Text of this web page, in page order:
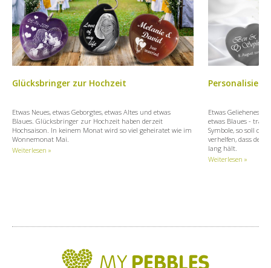
Glücksbringer zur Hochzeit
Etwas Neues, etwas Geborgtes, etwas Altes und etwas
Blaues. Glücksbringer zur Hochzeit haben derzeit
Hochsaison. In keinem Monat wird so viel geheiratet wie im
Wonnemonat Mai.
Weiterlesen »
Etwas Geliehenes,
etwas Blaues - trägt
Symbole, so soll
verhelfen, dass der
lang hält.
Weiterlesen »